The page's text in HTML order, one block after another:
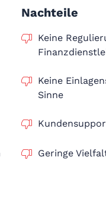
Nachteile
Keine
Keine
Sinne
Geringe